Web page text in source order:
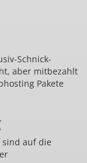
Schnick-
aber mitbezahlt
Pakete
sind auf die